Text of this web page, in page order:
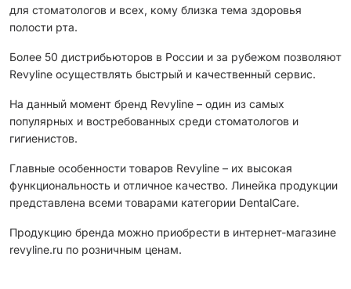
для стоматологов и всех, кому близка тема здоровья
полости рта.
Более 50 дистрибьюторов в России и за рубежом позволяют
Revyline осуществлять быстрый и качественный сервис.
На данный момент бренд Revyline – один из самых
популярных и востребованных среди стоматологов и
гигиенистов.
Главные особенности товаров Revyline – их высокая
функциональность и отличное качество. Линейка продукции
представлена всеми товарами категории DentalCare.
Продукцию бренда можно приобрести в интернет-магазине
revyline.ru по розничным ценам.